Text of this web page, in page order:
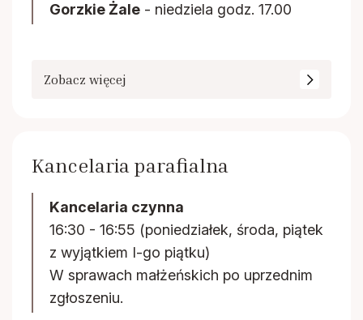
Gorzkie Żale - niedziela godz. 17.00
Zobacz więcej
Kancelaria parafialna
Kancelaria czynna
16:30 - 16:55 (poniedziałek, środa, piątek
z wyjątkiem I-go piątku)
W sprawach małżeńskich po uprzednim
zgłoszeniu.